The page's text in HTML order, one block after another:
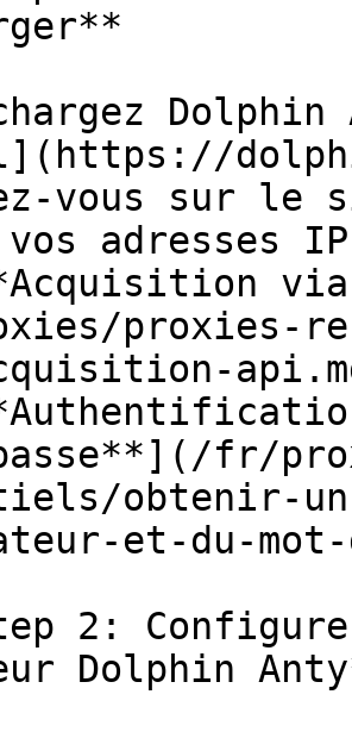
vous sur le
adresses
proxies-
fr/
obtenir-
et-du-mot-
2:
Dolphin